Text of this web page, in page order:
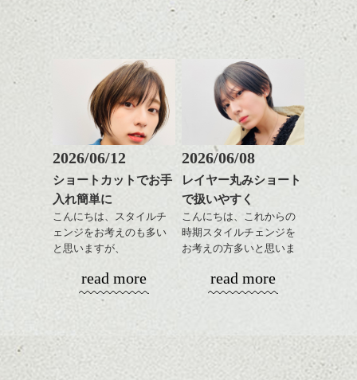
ミニボブ/抜け感ショート/バ
Side
伸びてラインが、崩れているのが解ります
でしょうか？これは横の髪の長さをベース
にバックを切り頭の形をキレイに見える程
度にシルエットを整えました。ボブはサイ
ドが大切です！
バックは首の太さに合わせて下の長さを決
めます。太めな人はやや長めに、細めな人
あご下のラインでやや長
も出しやすくていろいろ
おすすめですね。
前髪もやや重めにカット
してラインを強調するの
もこれからは良い感じで
す、
目元が引き締まった印象
に。
いろんなシーンに雰囲気
をだしやすくスタイリン
時短にも◎
そんなショートカット。
軽めの前髪で透け感を演
出できるので、
この時期とてもおすすめ
ですよ。
ナチュラルなベージュカ
ラーで全体にツヤと透明
2026/06/12
ショートカットでお手
入れ簡単に
こんにちは、スタイルチ
ェンジをお考えのも多い
と思いますが、
演出したスタイルもこれ
からの季節とてもおすす
前髪を軽めに調整し、フ
ェイスラインのデザイン
ですっきりした印象にな
read more
2026/06/08
レイヤー丸みショート
で扱いやすく
こんにちは、これからの
時期スタイルチェンジを
お考えの方多いと思いま
コンパクトなフォルムが
いろんなシーンに雰囲気
をだしやすくスタイリン
グも簡単で良いので朝の
read more